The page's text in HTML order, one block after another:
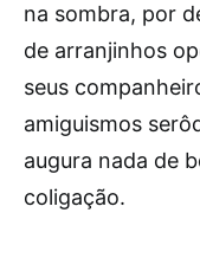
na sombra, por
de arranjinhos
seus
amiguismos
augura nada de
coligação.